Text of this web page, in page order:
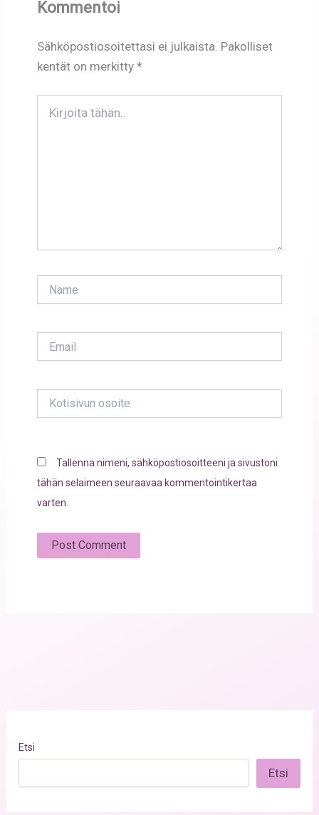
Kommentoi
Sähköpostiosoitettasi ei julkaista. Pakolliset
kentät on merkitty *
tähän..
osoite
Tallenna nimeni, sähköpostiosoitteeni ja sivustoni
tähän selaimeen seuraavaa kommentointikertaa
varten.
Etsi
Etsi